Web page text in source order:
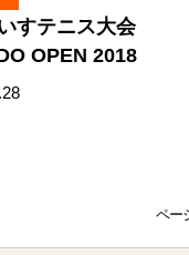
すテニス大会
OPEN 2018